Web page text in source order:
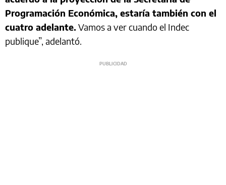
Programación Económica, estaría también con el
cuatro adelante.Vamos a ver cuando el Indec
publique”, adelantó.